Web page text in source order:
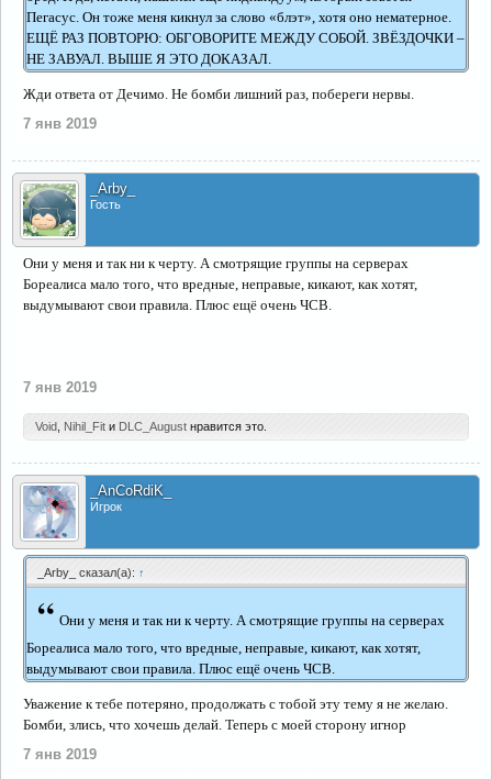
Пегасус. Он тоже меня кикнул за слово «блэт», хотя оно нематерное.
ЕЩЁ РАЗ ПОВТОРЮ: ОБГОВОРИТЕ МЕЖДУ СОБОЙ. ЗВЁЗДОЧКИ –
НЕ ЗАВУАЛ. ВЫШЕ Я ЭТО ДОКАЗАЛ.
Жди ответа от Дечимо. Не бомби лишний раз, побереги нервы.
7 янв 2019
_Arby_
Гость
Они у меня и так ни к черту. А смотрящие группы на серверах
Бореалиса мало того, что вредные, неправые, кикают, как хотят,
выдумывают свои правила. Плюс ещё очень ЧСВ.
7 янв 2019
Void Nihil_Fit и DLC_August нравится это.
_AnCoRdiK_
Игрок
_Arby_ сказал(а): ↑
“ Они у меня и так ни к черту. А смотрящие группы на серверах
Бореалиса мало того, что вредные, неправые, кикают, как хотят,
выдумывают свои правила. Плюс ещё очень ЧСВ.
Уважение к тебе потеряно, продолжать с тобой эту тему я не желаю.
Бомби, злись, что хочешь делай. Теперь с моей сторону игнор
7 янв 2019